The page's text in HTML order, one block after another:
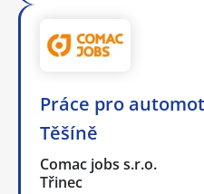
Práce pro
Těšíně
Comac jobs s.r.o.
Třinec